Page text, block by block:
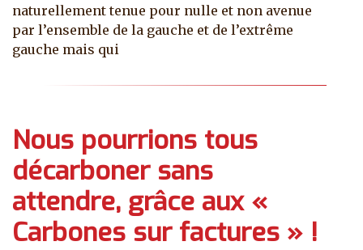
naturellement tenue pour nulle et non avenue
par l’ensemble de la gauche et de l’extrême
gauche mais qui
Nous pourrions tous
décarboner sans
attendre, grâce aux «
Carbones sur factures » !